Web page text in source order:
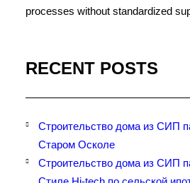
processes without standardized
RECENT POSTS
Строительство дома из СИП
Старом Осколе
Строительство дома из СИП